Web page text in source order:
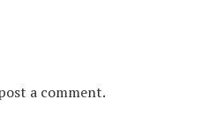
a comment.